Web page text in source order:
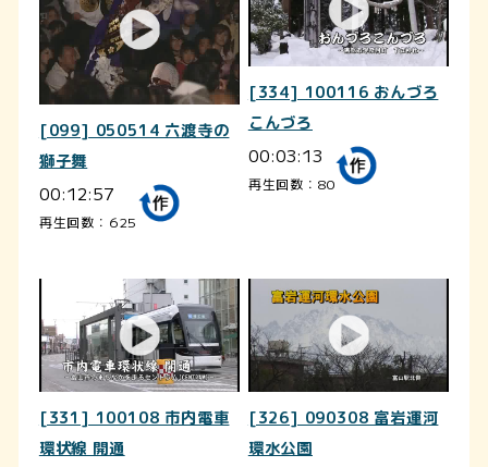
[099] 050514 六渡寺の
獅子舞
00:12:57
再生回数：625
[334] 100116 おんづろ
こんづろ
00:03:13
再生回数：80
[331] 100108 市内電車
環状線 開通
[326] 090308 富岩運河
環水公園